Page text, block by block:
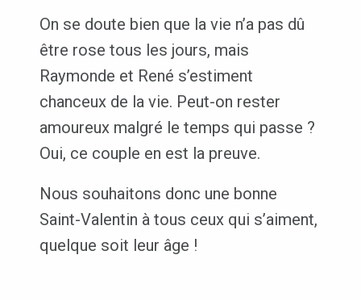
On se doute bien que la vie n’a pas dû
être rose tous les jours, mais
Raymonde et René s’estiment
chanceux de la vie. Peut-on rester
amoureux malgré le temps qui passe ?
Oui, ce couple en est la preuve.
Nous souhaitons donc une bonne
Saint-Valentin à tous ceux qui s’aiment,
quelque soit leur âge !